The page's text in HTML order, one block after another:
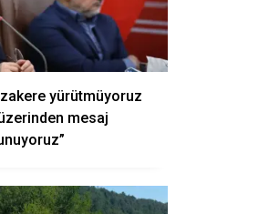
yürütmüyoruz
mesaj